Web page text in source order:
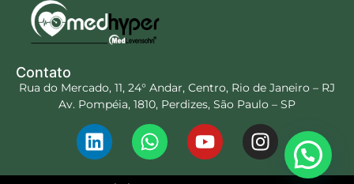
Contato
Rua do Mercado, 11, 24° Andar, Centro, Rio de Janeiro – RJ
Av. Pompéia, 1810, Perdizes, São Paulo – SP